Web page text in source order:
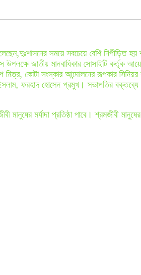
সময়ে সবচেয়ে বেশি
জাতীয় মানবাধিকার সোসাইটি কর্তৃক
কোটা সংস্কার আন্দোলনের রূপকার
ফরহাদ হোসেন প্রমুখ। সভাপতির বক্তব্যে
মর্যাদা প্রতিষ্ঠা পাবে। শ্রমজীবী